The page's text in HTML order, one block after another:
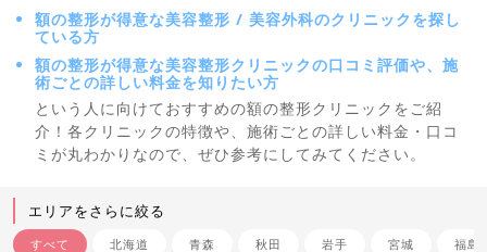
額の整形が得意な美容整形 / 美容外科のクリニックを探し
ている方
額の整形が得意な美容整形クリニックの口コミ評価や、施
術ごとの詳しい料金を知りたい方
という人に向けておすすめの額の整形クリニックをご紹
介！各クリニックの特徴や、施術ごとの詳しい料金・口コ
ミが丸わかりなので、ぜひ参考にしてみてください。
エリアをさらに絞る
すべて 北海道 青森 秋田 岩手 宮城 福島